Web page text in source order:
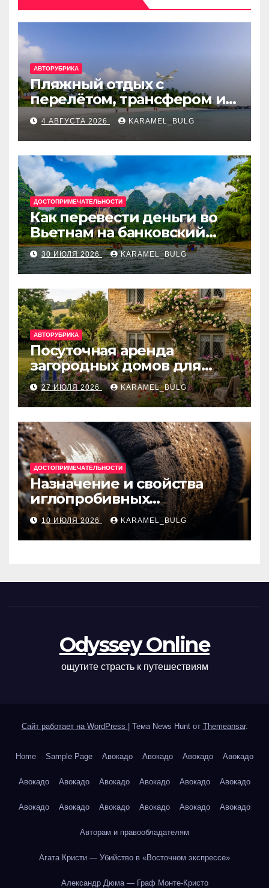
АВТОРУБРИКА
Пляжный отдых с
перелётом, трансфером и
отелем на Мальдивах, в
Турции, Греции, Таиланде
и Европе
4 АВГУСТА 2026 KARAMEL_BULG
ДОСТОПРИМЕЧАТЕЛЬНОСТИ
Как перевести деньги во
Вьетнам на банковский
счёт: VietcomBank, BIDV,
Techcombank и другие
банки
30 ИЮЛЯ 2026 KARAMEL_BULG
АВТОРУБРИКА
Посуточная аренда
загородных домов для
отдыха
27 ИЮЛЯ 2026 KARAMEL_BULG
ДОСТОПРИМЕЧАТЕЛЬНОСТИ
Назначение и свойства
иглопробивных
базальтовых огнеупорных
матов
10 ИЮЛЯ 2026 KARAMEL_BULG
Odyssey Online
ощутите страсть к путешествиям
Сайт работает на WordPress Тема News Hunt от Themeansar.
Home Sample Page Авокадо Авокадо Авокадо Авокадо
Авокадо Авокадо Авокадо Авокадо Авокадо Авокадо
Авокадо Авокадо Авокадо Авокадо Авокадо Авокадо
Авторам и правообладателям
Агата Кристи — Убийство в «Восточном экспрессе»
Александр Дюма — Граф Монте-Кристо